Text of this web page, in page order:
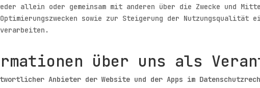
allein oder gemeinsam mit anderen über die Zwecke und
sowie zur Steigerung der Nutzungsqualität
über uns als
Anbieter der Website und der Apps im